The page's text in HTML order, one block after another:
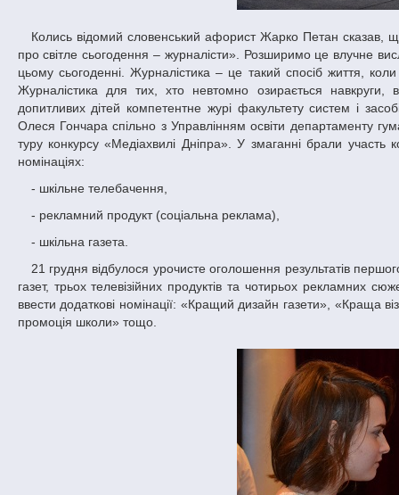
Колись відомий словенський афорист Жарко Петан сказав, що «про світле майбутнє піклуються політики, про світле минуле – історики, а
про світле сьогодення – журналісти». Розширимо це влучне
цьому сьогоденні. Журналістика – це такий спосіб життя,
Журналістика для тих, хто невтомно озирається
допитливих дітей компетентне журі факультету систем і
Олеся Гончара спільно з Управлінням освіти департаменту
туру конкурсу «Медіахвилі Дніпра». У змаганні брали участь
номінаціях:
- шкільне телебачення,
- рекламний продукт (соціальна реклама),
- шкільна газета.
21 грудня відбулося урочисте оголошення результатів першого туру. Усі колективи презентували цікаві роботи. Серед одинадцяти шкільних
газет, трьох телевізійних продуктів та чотирьох рекламних
ввести додаткові номінації: «Кращий дизайн газети», «Краща
промоція школи» тощо.